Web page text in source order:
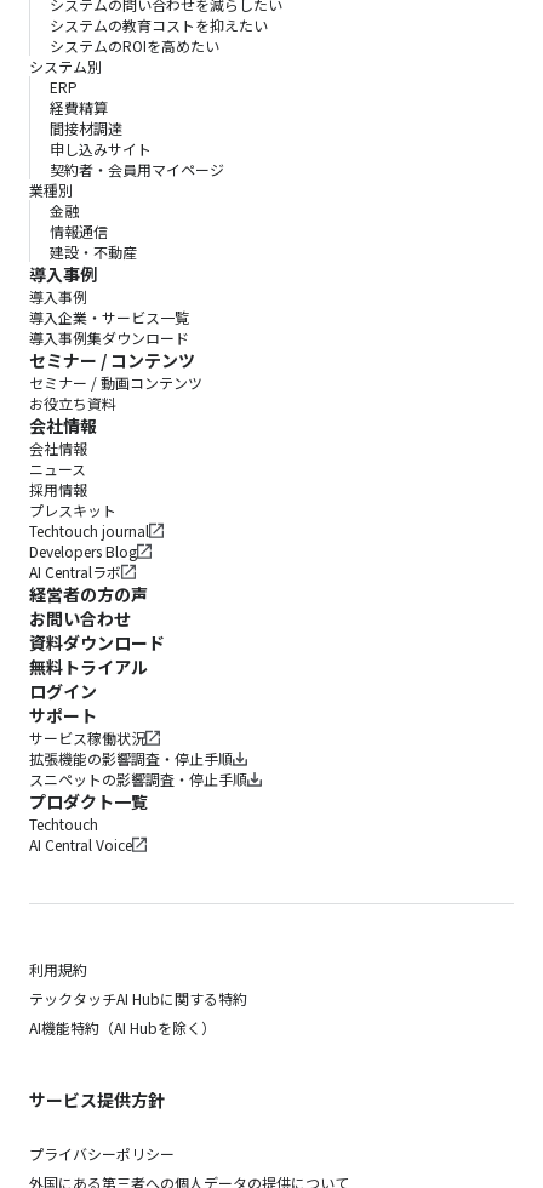
システムの教育コストを抑えたい
システムのROIを高めたい
システム別
ERP
経費精算
間接材調達
申し込みサイト
契約者・会員用マイページ
業種別
金融
情報通信
建設・不動産
導入事例
導入事例
導入企業・サービス一覧
導入事例集ダウンロード
セミナー / コンテンツ
セミナー / 動画コンテンツ
お役立ち資料
会社情報
会社情報
ニュース
採用情報
プレスキット
Techtouch journal
Developers Blog
AI Centralラボ
経営者の方の声
お問い合わせ
資料ダウンロード
無料トライアル
ログイン
サポート
サービス稼働状況
拡張機能の影響調査・停止手順
スニペットの影響調査・停止手順
プロダクト一覧
Techtouch
AI Central Voice
利用規約
テックタッチAI Hubに関する特約
AI機能特約（AI Hubを除く）
サービス提供方針
プライバシーポリシー
外国にある第三者への個人データの提供について